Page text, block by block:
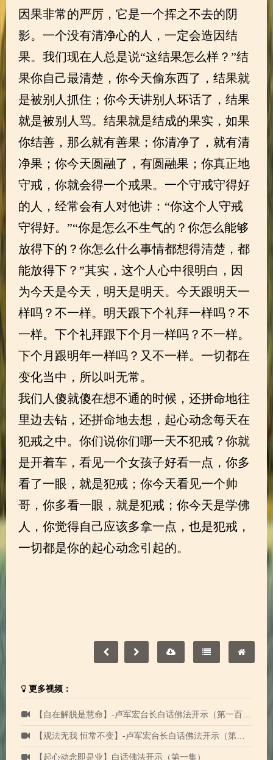
因果非常的严厉，它是一个挥之不去的阴
影。一个没有清净心的人，一定会造因结
果。我们现在人总是说“这结果怎么样？”结
果你自己最清楚，你今天偷东西了，结果就
是被别人抓住；你今天讲别人坏话了，结果
就是被别人骂。结果就是结成的果实，如果
你结善，那么就有善果；你清净了，就有清
净果；你今天圆融了，有圆融果；你真正地
守戒，你就会得一个戒果。一个守戒守得好
的人，经常会有人对他讲：“你这个人守戒
守得好。”“你是怎么不生气的？你怎么能够
放得下的？你怎么什么事情都想得清楚，都
能放得下？”其实，这个人心中很明白，因
为今天是今天，明天是明天。今天跟明天一
样吗？不一样。明天跟下个礼拜一样吗？不
一样。下个礼拜跟下个月一样吗？不一样。
下个月跟明年一样吗？又不一样。一切都在
变化当中，所以叫无常。
我们人傻就傻在想不通的时候，还拼命地往
里边去钻，还拼命地去想，起心动念每天在
犯戒之中。你们说你们哪一天不犯戒？你就
是开着车，看见一个女孩子好看一点，你多
看了一眼，就是犯戒；你今天看见一个帅
哥，你多看一眼，就是犯戒；你今天是学佛
人，你觉得自己应该多拿一点，也是犯戒，
一切都是你的起心动念引起的。
更多视频：
【自在解脱是慧命】-卢军宏台长白话佛法开示（第一百一十六集）2020年8月5日
【观法无我 恒常不变】-卢军宏台长白话佛法开示（第四十六集）
【起心动念即是业】白话佛法开示（第一集）